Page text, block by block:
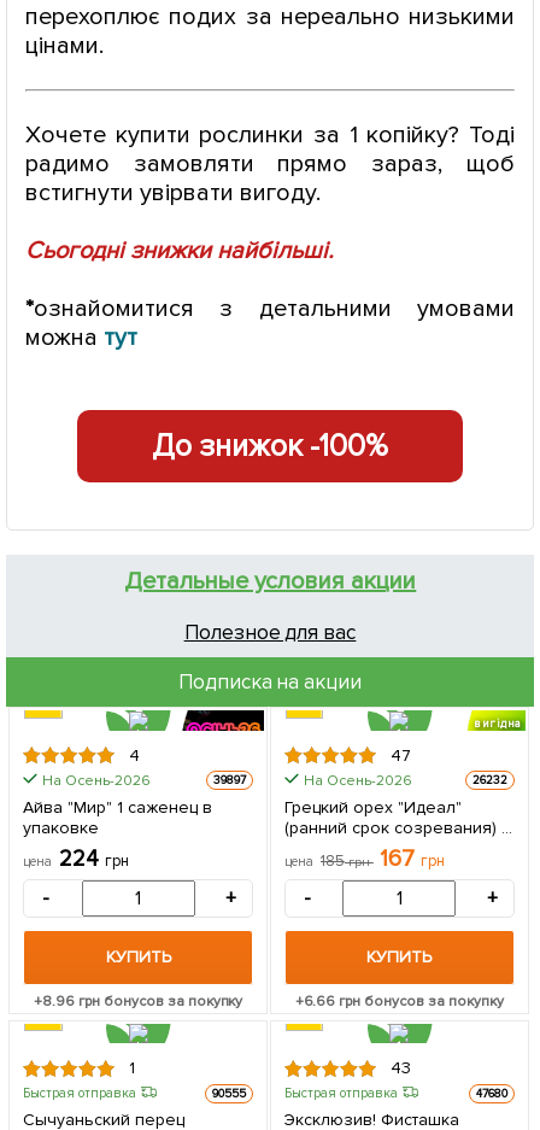
перехоплює подих за нереально низькими
цінами.
Хочете купити рослинки за 1 копійку? Тоді
радимо замовляти прямо зараз, щоб
встигнути увірвати вигоду.
Сьогодні знижки найбільші.
*ознайомитися з детальними умовами
можна тут
До знижок -100%
Детальные условия акции
Полезное для вас
Подписка на акции
4
На Осень-2026 39897
Айва "Мир" 1 саженец в
упаковке
цена 224грн
- +
КУПИТЬ
+8.96грн бонусов за покупку
вигідна
знижка
47
На Осень-2026 26232
Грецкий орех "Идеал"
(ранний срок созревания) 1
саженец в упаковке
цена 185грн 167 грн
- +
КУПИТЬ
+6.66 грн бонусов за покупку
1
Быстрая отправка 90555
Сычуаньский перец
43
Быстрая отправка 47680
Эксклюзив! Фисташка